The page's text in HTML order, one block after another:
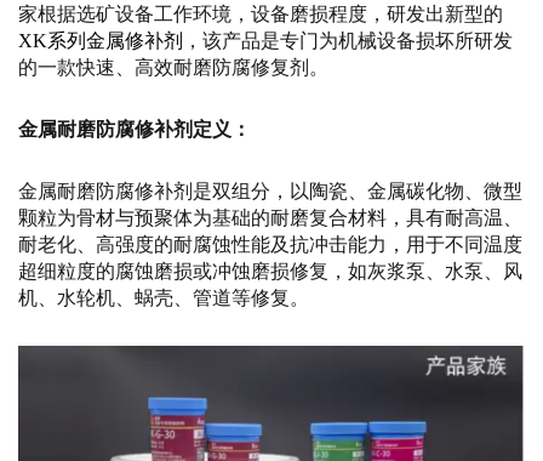
家根据选矿设备工作环境，设备磨损程度，研发出新型的
XK系列金属修补剂
，该产品是专门为机械设备损坏所研发
的一款快速、高效耐磨防腐修复剂。
金属耐磨防腐修补剂定义：
金属耐磨防腐修补剂是双组分，以陶瓷、金属碳化物、微型
颗粒为骨材与预聚体为基础的耐磨复合材料，具有耐高温、
耐老化、高强度的耐腐蚀性能及抗冲击能力，用于不同温度
超细粒度的腐蚀磨损或冲蚀磨损修复，如灰浆泵、水泵、风
机、水轮机、蜗壳、管道等修复。